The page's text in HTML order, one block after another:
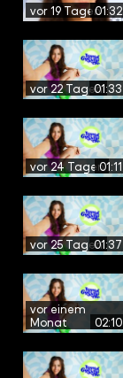
vor 19 Tagen01:32
vor 22 Tagen01:33
vor 24 Tagen01:11
vor 25 Tagen01:37
vor einem
Monat
02:10